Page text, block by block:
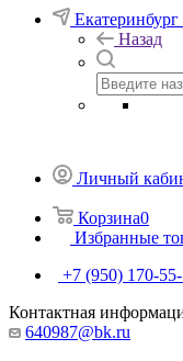
Екатеринбург
Назад
Личный
Корзина0
Избранные
+7 (950) 170-
Контактная
640987@bk.ru